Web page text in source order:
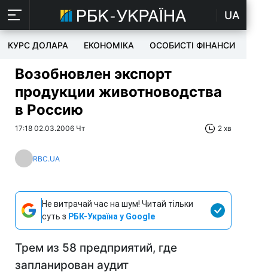
UA
КУРС ДОЛАРА ЕКОНОМІКА ОСОБИСТІ ФІНАНСИ
Возобновлен экспорт
продукции животноводства
в Россию
17:18 02.03.2006 Чт 2 хв
RBC.UA
Не витрачай час на шум! Читай тільки
суть з РБК-Україна у Google
Трем из 58 предприятий, где
запланирован аудит